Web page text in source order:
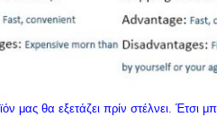
μας θα εξετάζει πρίν στέλνει. Έτσι